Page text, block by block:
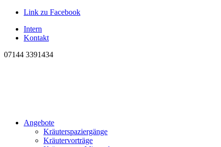
Link zu Facebook
Intern
Kontakt
07144 3391434
Angebote
Kräuterspaziergänge
Kräutervorträge